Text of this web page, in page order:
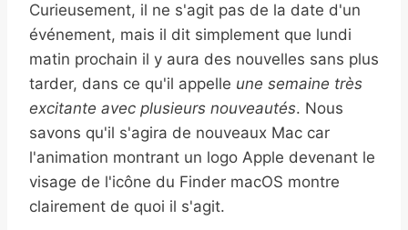
Curieusement, il ne s'agit pas de la date d'un
événement, mais il dit simplement que lundi
matin prochain il y aura des nouvelles sans plus
tarder, dans ce qu'il appelle une semaine très
excitante avec plusieurs nouveautés. Nous
savons qu'il s'agira de nouveaux Mac car
l'animation montrant un logo Apple devenant le
visage de l'icône du Finder macOS montre
clairement de quoi il s'agit.